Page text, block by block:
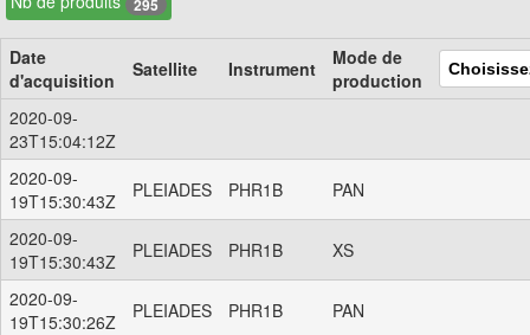
295
Date
d'acquisition
Satellite Instrument
Mode de
production
2020-09-
23T15:04:12Z
2020-09-
19T15:30:43Z
PLEIADES PHR1B PAN
2020-09-
19T15:30:43Z
PLEIADES PHR1B XS
2020-09-
19T15:30:26Z
PLEIADES PHR1B PAN